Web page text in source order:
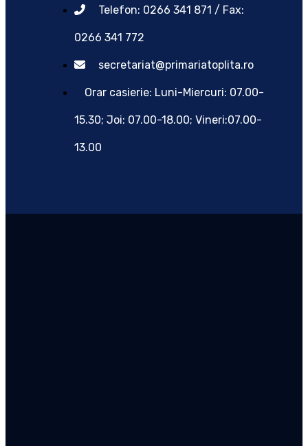
Telefon: 0266 341 871 / Fax:
0266 341 772
secretariat@primariatoplita.ro
Orar casierie: Luni-Miercuri: 07.00-
15.30; Joi: 07.00-18.00; Vineri:07.00-
13.00